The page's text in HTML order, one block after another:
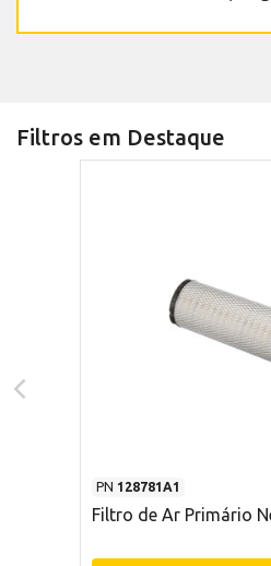
Filtros em Destaque
PN 128781A1
Filtro de Ar Primário